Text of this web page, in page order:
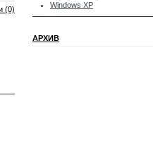
(0)
Windows XP
АРХИВ